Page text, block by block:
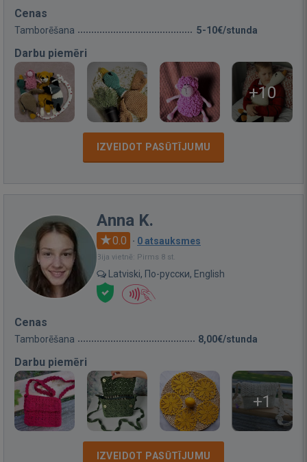
Cenas
Tamborēšana 5-10€/stunda
Darbu piemēri
+10
IZVEIDOT PASŪTĪJUMU
Anna K.
0.0 · 0 atsauksmes
Bija vietnē: Pirms 8 st.
Latviski, По-русски, English
Cenas
Tamborēšana 8,00€/stunda
Darbu piemēri
+1
IZVEIDOT PASŪTĪJUMU